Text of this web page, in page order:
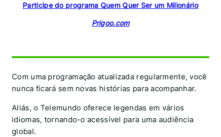
Participe do programa Quem Quer Ser um Milionário
Prigoo.com
Com uma programação atualizada regularmente, você
nunca ficará sem novas histórias para acompanhar.
Aliás, o Telemundo oferece legendas em vários
idiomas, tornando-o acessível para uma audiência
global.